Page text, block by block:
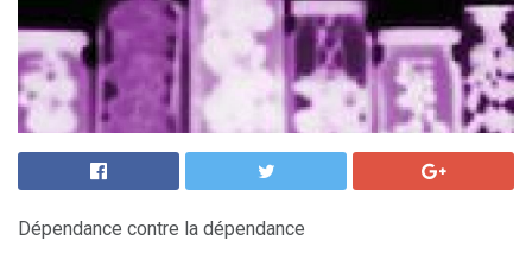
Dépendance contre la dépendance